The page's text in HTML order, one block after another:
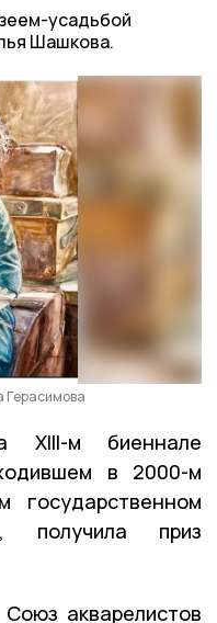
усадьбой
Шашкова.
Герасимова
XIII-м биеннале
в 2000-м
государственном
получила приз
акварелистов